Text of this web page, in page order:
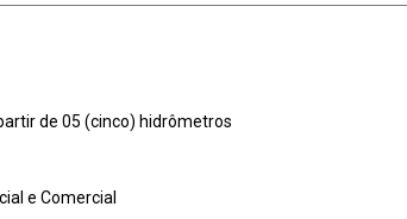
de 05 (cinco) hidrômetros
e Comercial